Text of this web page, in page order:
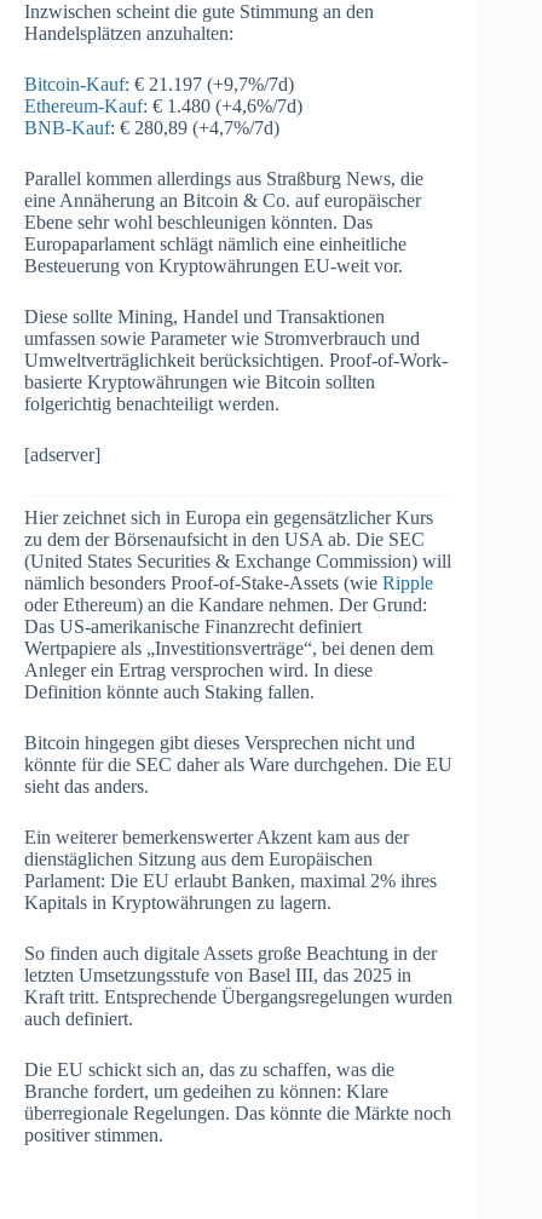
Inzwischen scheint die gute Stimmung an den
Handelsplätzen anzuhalten:
Bitcoin-Kauf: € 21.197 (+9,7%/7d)
Ethereum-Kauf: € 1.480 (+4,6%/7d)
BNB-Kauf: € 280,89 (+4,7%/7d)
Parallel kommen allerdings aus Straßburg News, die
eine Annäherung an Bitcoin & Co. auf europäischer
Ebene sehr wohl beschleunigen könnten. Das
Europaparlament schlägt nämlich eine einheitliche
Besteuerung von Kryptowährungen EU-weit vor.
Diese sollte Mining, Handel und Transaktionen
umfassen sowie Parameter wie Stromverbrauch und
Umweltverträglichkeit berücksichtigen. Proof-of-Work-
basierte Kryptowährungen wie Bitcoin sollten
folgerichtig benachteiligt werden.
[adserver]
Hier zeichnet sich in Europa ein gegensätzlicher Kurs
zu dem der Börsenaufsicht in den USA ab. Die SEC
(United States Securities & Exchange Commission) will
nämlich besonders Proof-of-Stake-Assets (wie Ripple
oder Ethereum) an die Kandare nehmen. Der Grund:
Das US-amerikanische Finanzrecht definiert
Wertpapiere als „Investitionsverträge“, bei denen dem
Anleger ein Ertrag versprochen wird. In diese
Definition könnte auch Staking fallen.
Bitcoin hingegen gibt dieses Versprechen nicht und
könnte für die SEC daher als Ware durchgehen. Die EU
sieht das anders.
Ein weiterer bemerkenswerter Akzent kam aus der
dienstäglichen Sitzung aus dem Europäischen
Parlament: Die EU erlaubt Banken, maximal 2% ihres
Kapitals in Kryptowährungen zu lagern.
So finden auch digitale Assets große Beachtung in der
letzten Umsetzungsstufe von Basel III, das 2025 in
Kraft tritt. Entsprechende Übergangsregelungen wurden
auch definiert.
Die EU schickt sich an, das zu schaffen, was die
Branche fordert, um gedeihen zu können: Klare
überregionale Regelungen. Das könnte die Märkte noch
positiver stimmen.